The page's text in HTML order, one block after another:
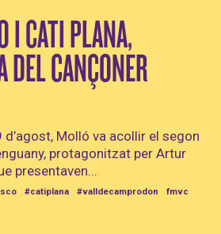
I CATI PLANA,
CANÇONER
Molló va acollir el segon
protagonitzat per Artur
presentaven...
#catiplana #valldecamprodon fmvc